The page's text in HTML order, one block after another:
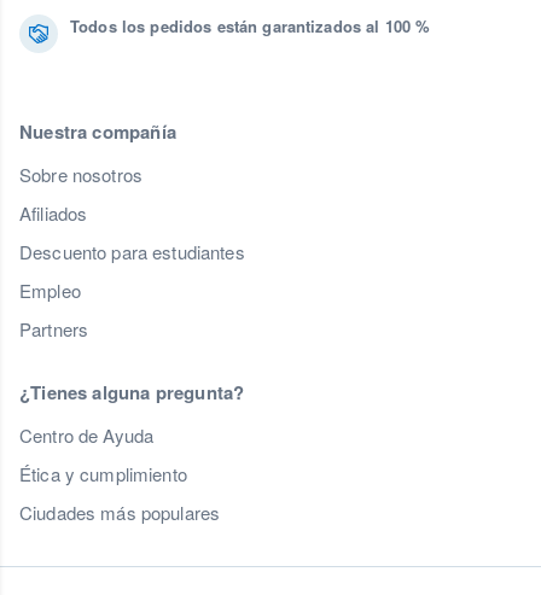
Todos los pedidos están garantizados al 100 %
Nuestra compañía
Sobre nosotros
Afiliados
Descuento para estudiantes
Empleo
Partners
¿Tienes alguna pregunta?
Centro de Ayuda
Ética y cumplimiento
Ciudades más populares